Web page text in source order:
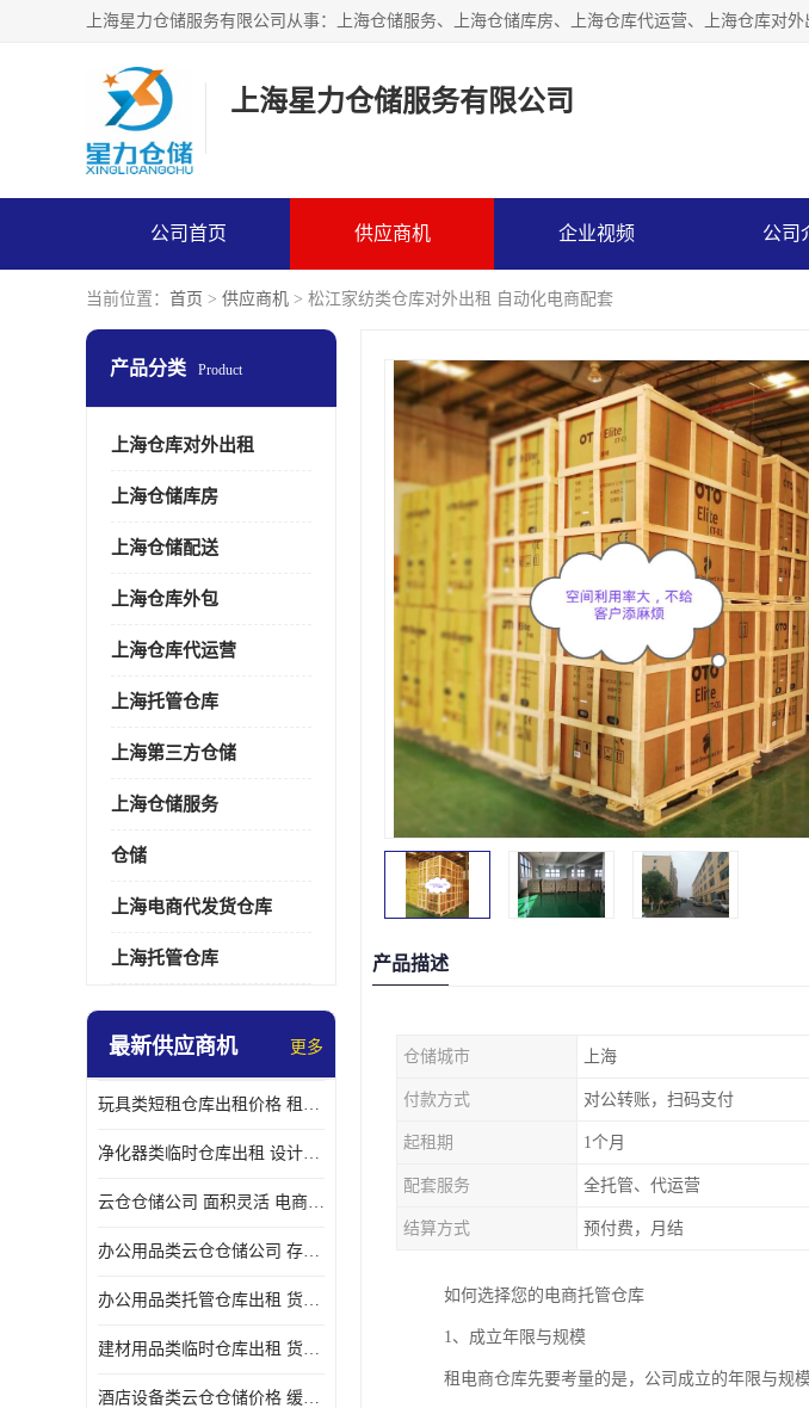
上海星力仓储服务有限公司
公司首页 供应商机 企业视频 公司
当前位置： 首页 > 供应商机 > 松江家纺类仓库对外出租 自动化电商配套
产品分类 Product
上海仓库对外出租
上海仓储库房
上海仓储配送
上海仓库外包
上海仓库代运营
上海托管仓库
上海第三方仓储
上海仓储服务
仓储
上海电商代发货仓库
上海托管仓库
最新供应商机 更多
玩具类短租仓库出租价格 租期灵活 智能电商配套
净化器类临时仓库出租 设计简单 电商仓储物流战略合作
云仓仓储公司 面积灵活 电商仓储物流战略合作
办公用品类云仓仓储公司 存货周转很快 电商仓储物流战略整合
办公用品类托管仓库出租 货物装卸方便 电商仓储物流战略合作
建材用品类临时仓库出租 货物装卸方便 仓储供应链配套
酒店设备类云仓仓储价格 缓解企业储存压力 智能电商配套
产品描述
仓储城市 上海
付款方式 对公转账，扫码支付
起租期 1个月
配套服务 全托管、代运营
结算方式 预付费，月结
如何选择您的电商托管仓库
1、成立年限与规模
租电商仓库先要考量的是，公司成立的年限与规